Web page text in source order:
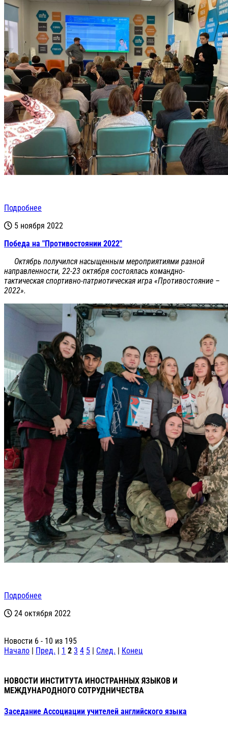
Подробнее
5 ноября 2022
Победа на "Противостоянии 2022"
Октябрь получился насыщенным мероприятиями разной
направленности, 22-23 октября состоялась командно-
тактическая спортивно-патриотическая игра «Противостояние –
2022».
Подробнее
24 октября 2022
Новости 6 - 10 из 195
Начало | Пред. | 1 2 3 4 5 | След. | Конец
НОВОСТИ ИНСТИТУТА ИНОСТРАННЫХ ЯЗЫКОВ И
МЕЖДУНАРОДНОГО СОТРУДНИЧЕСТВА
Заседание Ассоциации учителей английского языка